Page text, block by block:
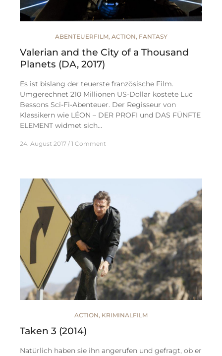
ABENTEUERFILM, ACTION, FANTASY
Valerian and the City of a Thousand
Planets (DA, 2017)
Es ist bislang der teuerste französische Film.
Umgerechnet 210 Millionen US-Dollar kostete Luc
Bessons Sci-Fi-Abenteuer. Der Regisseur von
Klassikern wie LÉON – DER PROFI und DAS FÜNFTE
ELEMENT widmet sich…
24. August 2017 1 Comment
ACTION, KRIMINALFILM
Taken 3 (2014)
Natürlich haben sie ihn angerufen und gefragt, ob er